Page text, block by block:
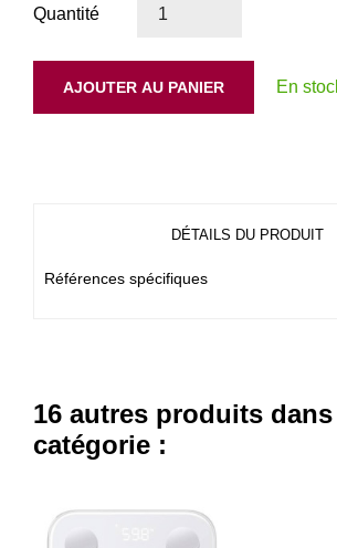
Quantité
AJOUTER AU PANIER En
DÉTAILS DU PRODUIT
Références spécifiques
16 autres produits dans
catégorie :